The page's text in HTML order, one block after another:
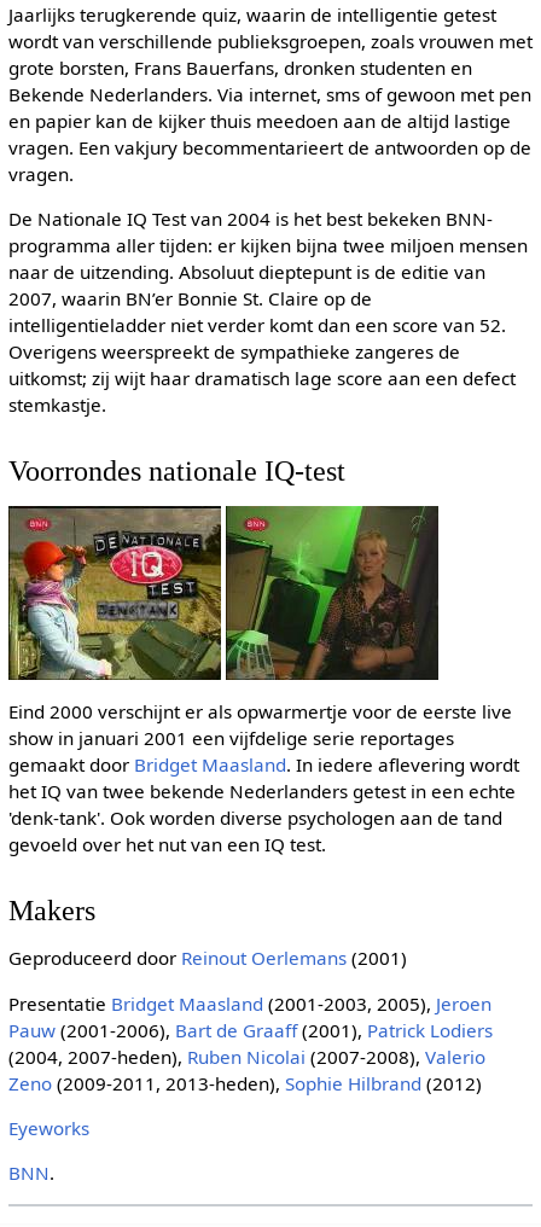
Jaarlijks terugkerende quiz, waarin de intelligentie getest
wordt van verschillende publieksgroepen, zoals vrouwen met
grote borsten, Frans Bauerfans, dronken studenten en
Bekende Nederlanders. Via internet, sms of gewoon met pen
en papier kan de kijker thuis meedoen aan de altijd lastige
vragen. Een vakjury becommentarieert de antwoorden op de
vragen.
De Nationale IQ Test van 2004 is het best bekeken BNN-
programma aller tijden: er kijken bijna twee miljoen mensen
naar de uitzending. Absoluut dieptepunt is de editie van
2007, waarin BN’er Bonnie St. Claire op de
intelligentieladder niet verder komt dan een score van 52.
Overigens weerspreekt de sympathieke zangeres de
uitkomst; zij wijt haar dramatisch lage score aan een defect
stemkastje.
Voorrondes nationale IQ-test
Eind 2000 verschijnt er als opwarmertje voor de eerste live
show in januari 2001 een vijfdelige serie reportages
gemaakt door Bridget Maasland. In iedere aflevering wordt
het IQ van twee bekende Nederlanders getest in een echte
'denk-tank'. Ook worden diverse psychologen aan de tand
gevoeld over het nut van een IQ test.
Makers
Geproduceerd door Reinout Oerlemans(2001)
Presentatie Bridget Maasland (2001-2003, 2005), Jeroen
Pauw(2001-2006), Bart de Graaff(2001), Patrick Lodiers
(2004, 2007-heden), Ruben Nicolai (2007-2008), Valerio
Zeno(2009-2011, 2013-heden), Sophie Hilbrand (2012)
Eyeworks
BNN.